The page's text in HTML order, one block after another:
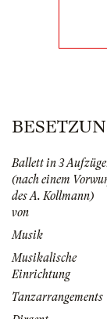
Ballett in 3
(nach einem
des A. Kollmann)
von
Musik
Musikalische
Einrichtung
Tanzarrangements